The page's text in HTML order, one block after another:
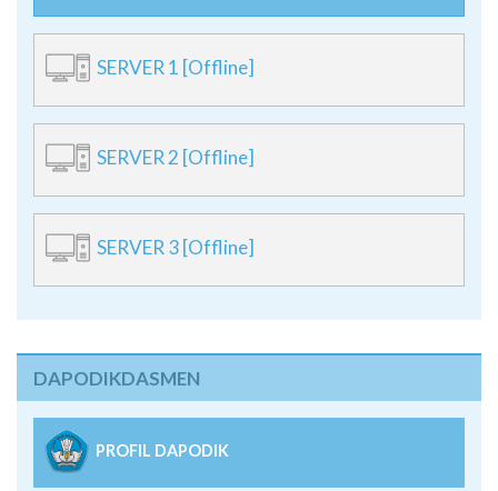
SERVER 1 [Offline]
SERVER 2 [Offline]
SERVER 3 [Offline]
DAPODIKDASMEN
PROFIL DAPODIK